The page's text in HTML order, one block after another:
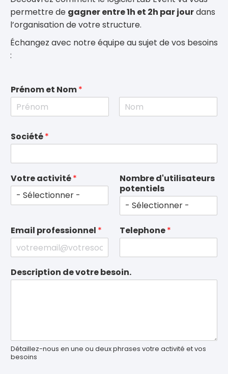
permettre de gagner entre 1h et 2h par jourdans
l’organisation de votre structure.
Échangez avec notre équipe au sujet de vos besoins
:
Prénom et Nom*
r
é
m
Société*
Votre activité*
Nombre d'utilisateurs
potentiels
Email professionnel * Telephone*
Description de votre besoin.
Détaillez-nous en une ou deux phrases votre activité et vos
besoins